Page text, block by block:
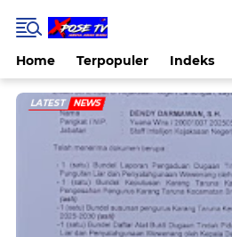
Home Terpopuler Indeks
LATEST NEWS